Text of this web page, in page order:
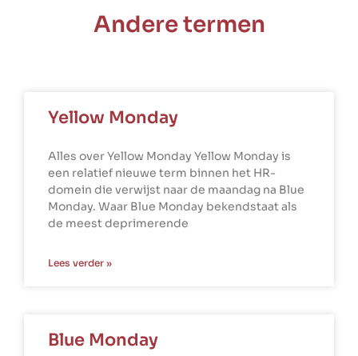
Andere termen
Yellow Monday
Alles over Yellow Monday Yellow Monday is
een relatief nieuwe term binnen het HR-
domein die verwijst naar de maandag na Blue
Monday. Waar Blue Monday bekendstaat als
de meest deprimerende
Lees verder »
Blue Monday